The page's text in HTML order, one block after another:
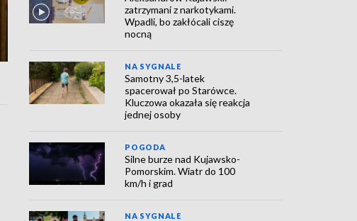
zatrzymani z narkotykami.
Wpadli, bo zakłócali ciszę
nocną
NA SYGNALE
Samotny 3,5-latek
spacerował po Starówce.
Kluczowa okazała się reakcja
jednej osoby
POGODA
Silne burze nad Kujawsko-
Pomorskim. Wiatr do 100
km/h i grad
NA SYGNALE